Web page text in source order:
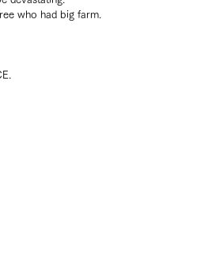
who had big farm.